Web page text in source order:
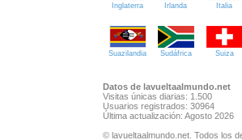
Inglaterra Irlanda Italia
Suazilandia Sudáfrica Suiza
Datos de lavueltaalmundo.net
Visitas únicas diarias: 1.500
Usuarios registrados: 30964
Última actualización: Agosto 2026
© lavueltaalmundo.net. Todos los